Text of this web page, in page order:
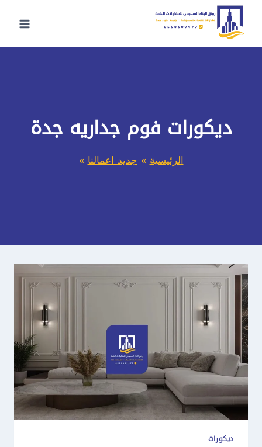
التجاوز
المحتوى
ديكورات فوم جداريه جدة
الرئيسية»جديد اعمالنا»
ديكورات